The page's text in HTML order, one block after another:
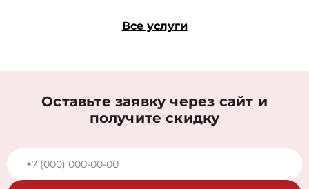
Все услуги
Оставьте заявку через сайт и
получите скидку